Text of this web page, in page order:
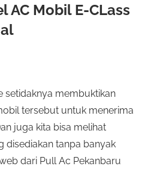
AC Mobil E-CLass
setidaknya membuktikan
tersebut untuk menerima
juga kita bisa melihat
disediakan tanpa banyak
dari Pull Ac Pekanbaru